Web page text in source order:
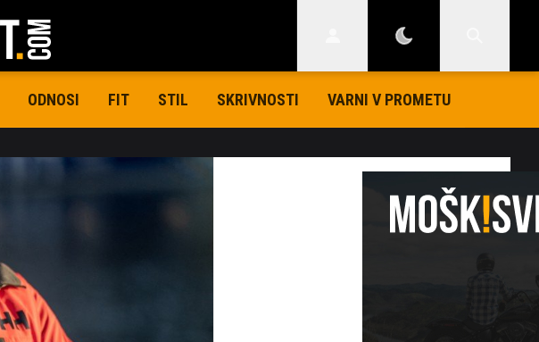
ODNOSI FIT STIL SKRIVNOSTI VARNI V PROMETU